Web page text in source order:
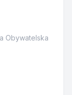
Obywatelska